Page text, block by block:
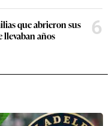
que abrieron sus
llevaban años
6